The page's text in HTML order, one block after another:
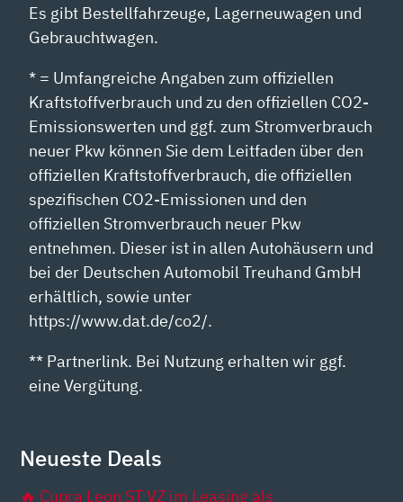
Es gibt Bestellfahrzeuge, Lagerneuwagen und
Gebrauchtwagen.
* = Umfangreiche Angaben zum offiziellen
Kraftstoffverbrauch und zu den offiziellen CO2-
Emissionswerten und ggf. zum Stromverbrauch
neuer Pkw können Sie dem Leitfaden über den
offiziellen Kraftstoffverbrauch, die offiziellen
spezifischen CO2-Emissionen und den
offiziellen Stromverbrauch neuer Pkw
entnehmen. Dieser ist in allen Autohäusern und
bei der Deutschen Automobil Treuhand GmbH
erhältlich, sowie unter
https://www.dat.de/co2/.
** Partnerlink. Bei Nutzung erhalten wir ggf.
eine Vergütung.
Neueste Deals
🔥 Cupra Leon ST VZ im Leasing als